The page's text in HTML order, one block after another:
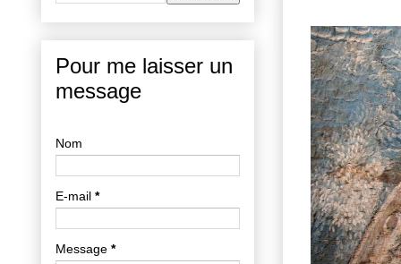
Pour me laisser un
message
Nom
E-mail *
Message *